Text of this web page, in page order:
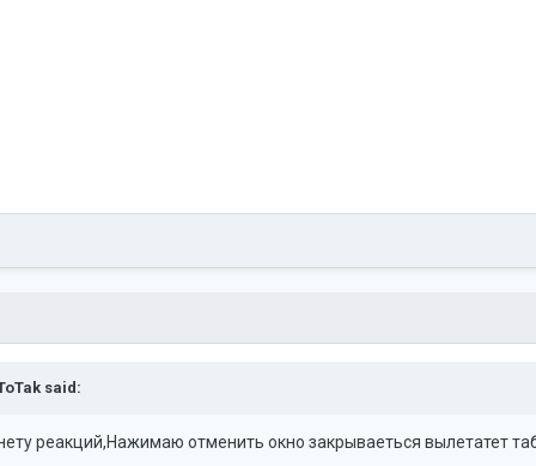
said:
реакций,Нажимаю отменить окно закрываеться вылетатет